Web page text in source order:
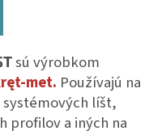
sú výrobkom
met. Používajú na
líšt,
profilov a iných na